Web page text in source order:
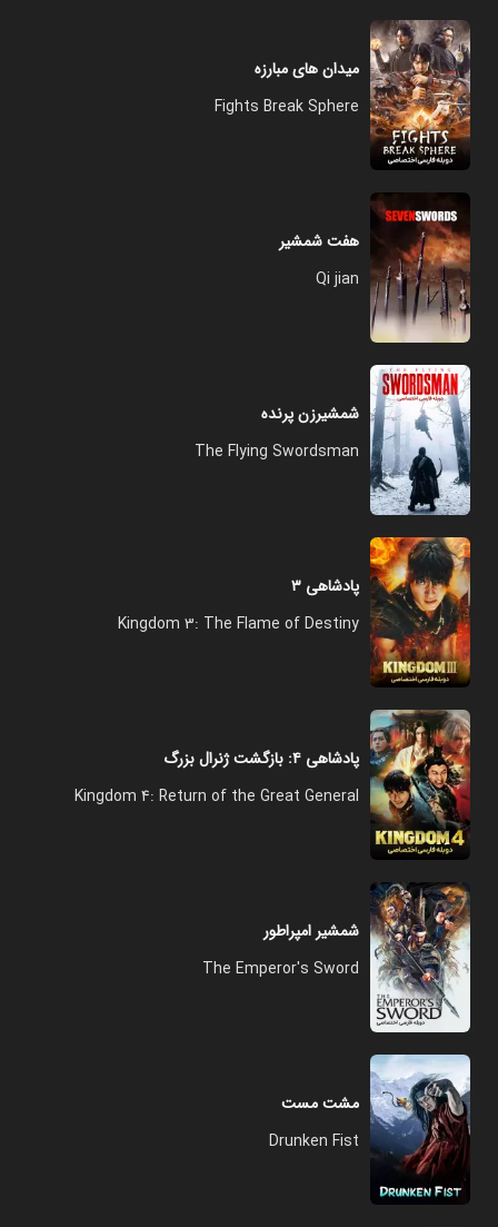
میدان های مبارزه
Fights Break Sphere
هفت شمشیر
Qi jian
شمشیرزن پرنده
The Flying Swordsman
پادشاهی ۳
Kingdom 3: The Flame of Destiny
پادشاهی ۴: بازگشت ژنرال بزرگ
Kingdom 4: Return of the Great General
شمشیر امپراطور
The Emperor's Sword
مشت مست
Drunken Fist